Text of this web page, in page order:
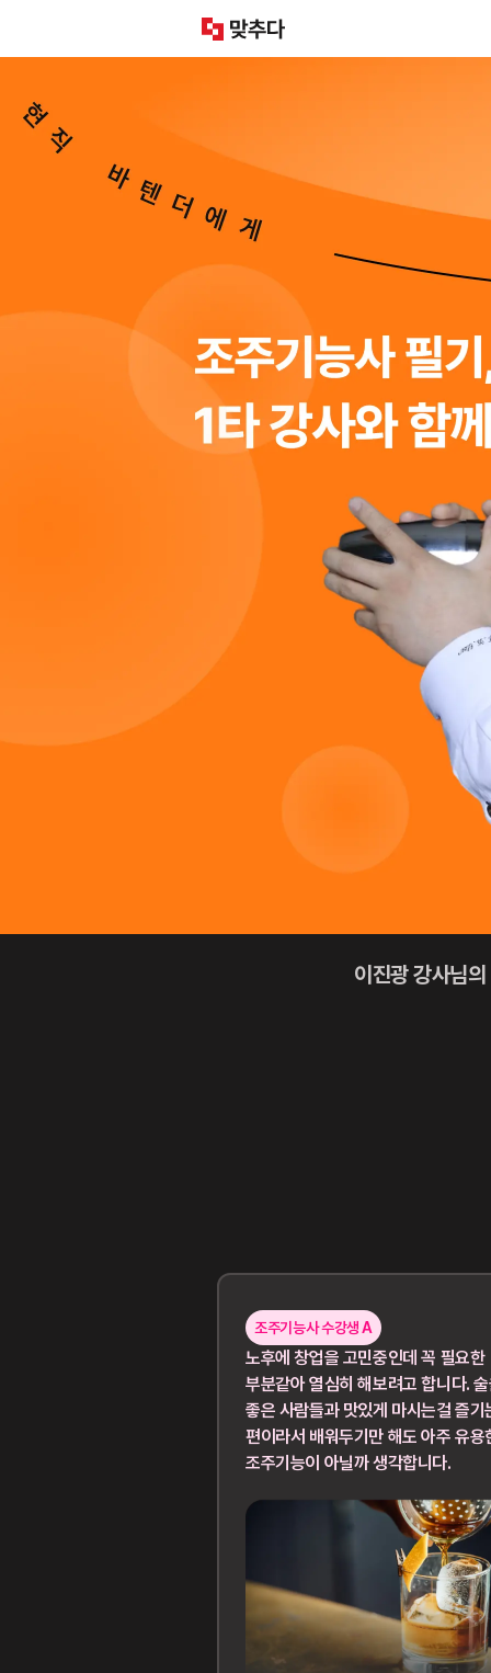
이진광 강사님
조주기능사 수강생 A
노후에 창업을 고민중인데 꼭 필요한
부분같아 열심히 해보려고 합니다.
좋은 사람들과 맛있게 마시는걸 즐기
편이라서 배워두기만 해도 아주 유용
조주기능이 아닐까 생각합니다.